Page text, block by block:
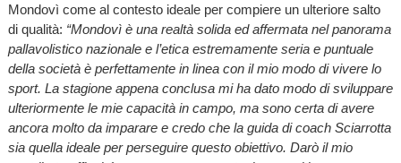
Mondovì come al contesto ideale per compiere un ulteriore salto
di qualità: “Mondovì è una realtà solida ed affermata nel panorama
pallavolistico nazionale e l’etica estremamente seria e puntuale
della società è perfettamente in linea con il mio modo di vivere lo
sport. La stagione appena conclusa mi ha dato modo di sviluppare
ulteriormente le mie capacità in campo, ma sono certa di avere
ancora molto da imparare e credo che la guida di coach Sciarrotta
sia quella ideale per perseguire questo obiettivo. Darò il mio